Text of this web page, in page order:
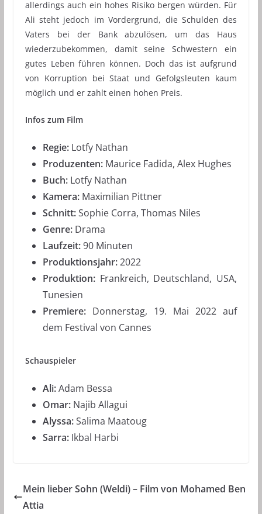
allerdings auch ein hohes Risiko bergen würden. Für
Ali steht jedoch im Vordergrund, die Schulden des
Vaters bei der Bank abzulösen, um das Haus
wiederzubekommen, damit seine Schwestern ein
gutes Leben führen können. Doch das ist aufgrund
von Korruption bei Staat und Gefolgsleuten kaum
möglich und er zahlt einen hohen Preis.
Infos zum Film
Regie:Lotfy Nathan
Produzenten:Maurice Fadida, Alex Hughes
Buch:Lotfy Nathan
Kamera:Maximilian Pittner
Schnitt:Sophie Corra, Thomas Niles
Genre:Drama
Laufzeit:90 Minuten
Produktionsjahr:2022
Produktion:Frankreich, Deutschland, USA,
Tunesien
Premiere:Donnerstag, 19. Mai 2022 auf
dem Festival von Cannes
Schauspieler
Ali:Adam Bessa
Omar:Najib Allagui
Alyssa:Salima Maatoug
Sarra:Ikbal Harbi
Mein lieber Sohn (Weldi) – Film von Mohamed Ben
Attia